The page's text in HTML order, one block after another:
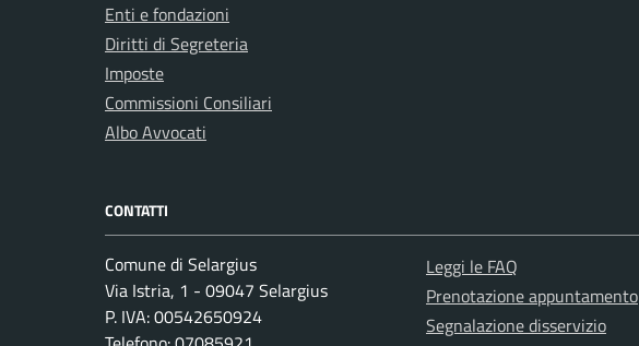
Enti e fondazioni
Diritti di Segreteria
Imposte
Commissioni Consiliari
Albo Avvocati
CONTATTI
Comune di Selargius
Via Istria, 1 - 09047 Selargius
P. IVA: 00542650924
Leggi le FAQ
Prenotazione appuntamento
Segnalazione disservizio